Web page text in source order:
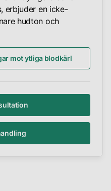
erbjuder en icke-
hudton och
mot ytliga blodkärl